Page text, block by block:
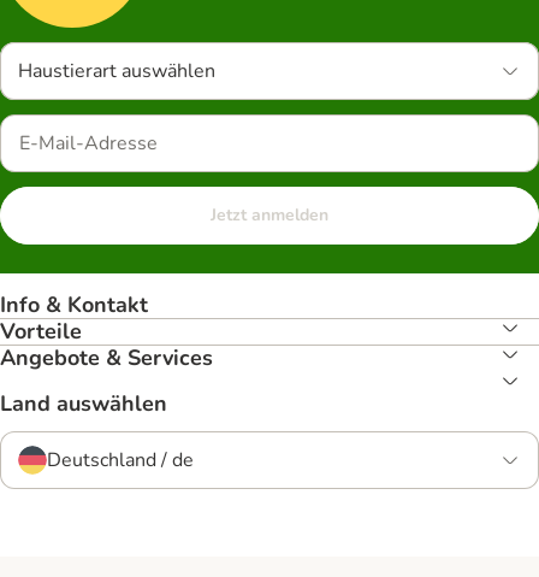
Haustierart auswählen
Jetzt anmelden
Info & Kontakt
Vorteile
Angebote & Services
Land auswählen
Deutschland / de